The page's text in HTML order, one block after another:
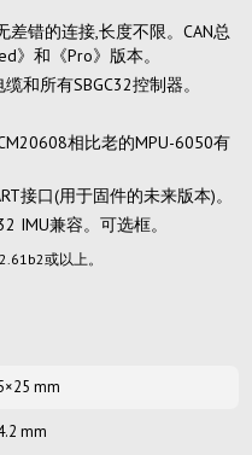
差错的连接,长度不限。CAN总
》和《Pro》版本。
和所有SBGC32控制器。
相比老的MPU-6050有
接口(用于固件的未来版本)。
IMU兼容。可选框。
或以上。
mm
mm